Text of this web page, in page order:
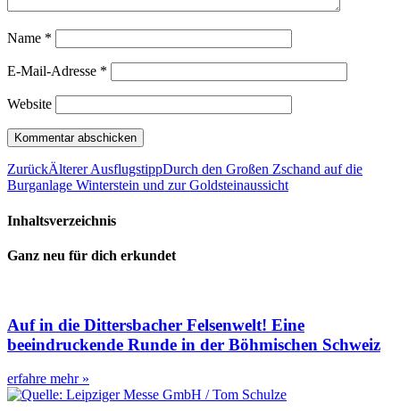
Name *
E-Mail-Adresse *
Website
ZurückÄlterer AusflugstippDurch den Großen Zschand auf die
Burganlage Winterstein und zur Goldsteinaussicht
Inhaltsverzeichnis
Ganz neu für dich erkundet
Auf in die Dittersbacher Felsenwelt! Eine
beeindruckende Runde in der Böhmischen Schweiz
erfahre mehr »